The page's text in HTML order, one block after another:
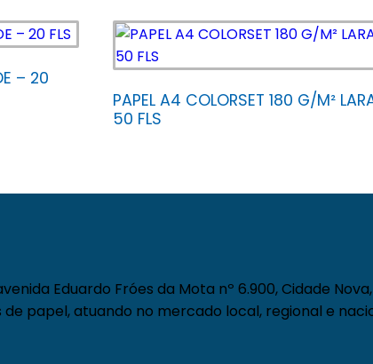
– 20
PAPEL A4 COLORSET 180 G/M²
50 FLS
Eduardo Fróes da Mota nº 6.900, Cidade
papel, atuando no mercado local, regional e